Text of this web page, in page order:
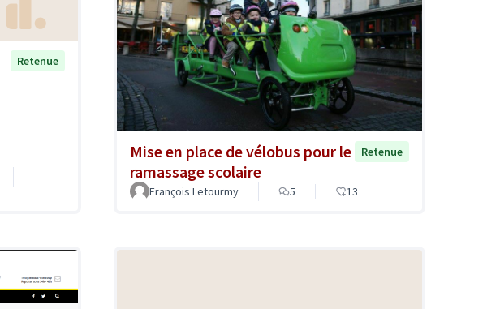
Retenue
Mise en place de vélobus pour le
ramassage scolaire
Retenue
François Letourmy 5 13